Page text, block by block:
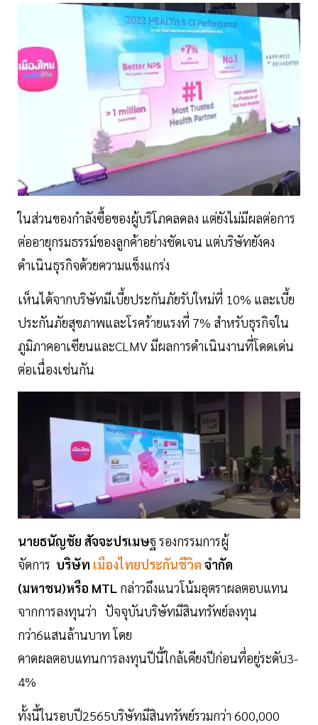
ในส่วนของกำลังซื้อของผู้บริโภคลดลง แต่ยังไม่มีผลต่อการ
ต่ออายุกรมธรรม์ของลูกค้าอย่างชัดเจน แต่บริษัทยังคง
ดำเนินธุรกิจด้วยความแข็งแกร่ง
เห็นได้จากบริษัทมีเบี้ยประกันภัยรับใหม่ที่ 10% และเบี้ย
ประกันภัยสุขภาพและโรคร้ายแรงที่ 7% สำหรับธุรกิจใน
ภูมิภาคอาเซียนและCLMV มีผลการดำเนินงานที่โดดเด่น
ต่อเนื่องเช่นกัน
นายธนัญชัย สัจจะปรเมษฐ รองกรรมการผู้
จัดการ บริษัท เมืองไทยประกันชีวิต จำกัด
(มหาชน)หรือ MTL กล่าวถึงแนวโน้มอุตราผลตอบแทน
จากการลงทุนว่า ปัจจุบันบริษัทมีสินทรัพย์ลงทุน
กว่า6แสนล้านบาท โดย
คาดผลตอบแทนการลงทุนปีนี้ใกล้เคียงปีก่อนที่อยู่ระดับ3-
4%
ทั้งนี้ในรอบปี2565บริษัทมีสินทรัพย์รวมกว่า 600,000